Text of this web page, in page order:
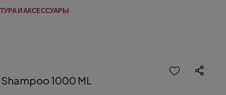
И АКСЕССУАРЫ
1000 ML